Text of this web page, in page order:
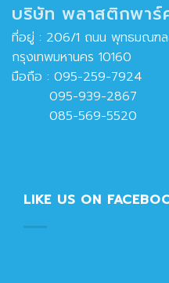
บริษัท พลาสติกพาร์
ที่อยู่ : 206/1 ถนน พุทธมณฑล
กรุงเทพมหานคร 10160
มือถือ : 095-259-7924
095-939-2867
085-569-5520
LIKE US ON